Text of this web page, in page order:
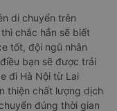
di chuyển trên
chắc hẳn sẽ biết
tốt, đội ngũ nhân
bạn sẽ được trải
đi Hà Nội từ Lai
thiện chất lượng dịch
đúng thời gian